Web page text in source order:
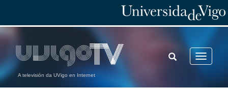
A televisión da UVigo en Internet
Toggle
TOGGLE
SEARCH